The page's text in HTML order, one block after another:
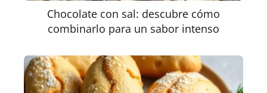
Chocolate con sal: descubre cómo
combinarlo para un sabor intenso